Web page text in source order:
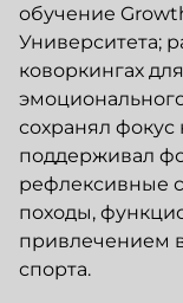
обучение
Университета;
коворкингах
сохранял
поддерживал
рефлексивные
походы,
привлечением
спорта.